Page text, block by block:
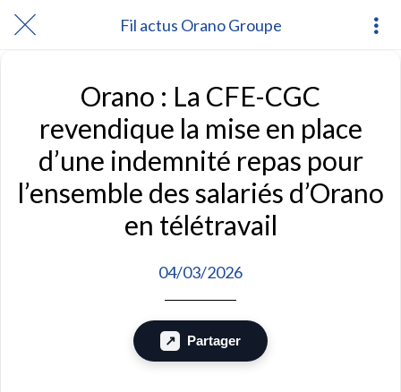
Fil actus Orano Groupe
Orano : La CFE-CGC
revendique la mise en place
d’une indemnité repas pour
l’ensemble des salariés d’Orano
en télétravail
04/03/2026
Partager